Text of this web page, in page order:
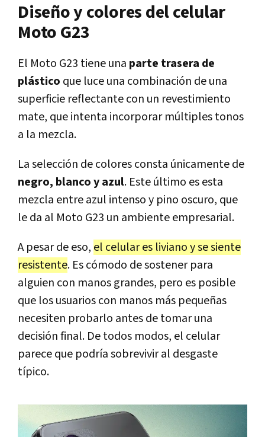
Diseño y colores del celular
Moto G23
El Moto G23 tiene una parte trasera de
plástico que luce una combinación de una
superficie reflectante con un revestimiento
mate, que intenta incorporar múltiples tonos
a la mezcla.
La selección de colores consta únicamente de
negro, blanco y azul. Este último es esta
mezcla entre azul intenso y pino oscuro, que
le da al Moto G23 un ambiente empresarial.
A pesar de eso, el celular es liviano y se siente
resistente. Es cómodo de sostener para
alguien con manos grandes, pero es posible
que los usuarios con manos más pequeñas
necesiten probarlo antes de tomar una
decisión final. De todos modos, el celular
parece que podría sobrevivir al desgaste
típico.